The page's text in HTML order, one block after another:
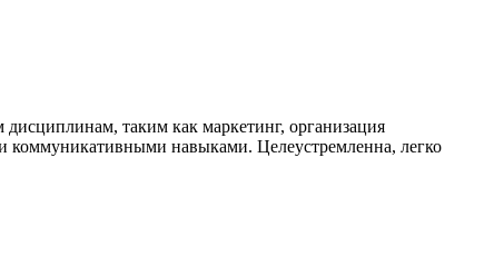
таким как маркетинг, организация
коммуникативными навыками. Целеустремленна, легко